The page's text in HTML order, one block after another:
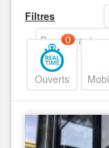
Filtres
Decroissant
Ouverts
0